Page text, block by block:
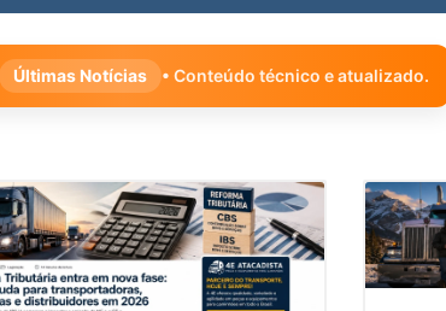
Últimas Notícias • Conteúdo técnico e atualizado.